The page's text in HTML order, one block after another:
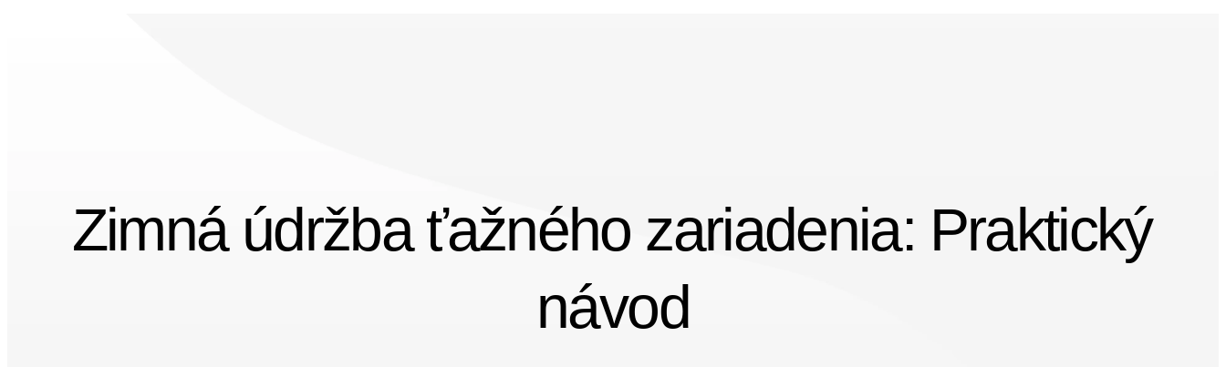
Zimná údržba ťažného zariadenia: Praktický
návod